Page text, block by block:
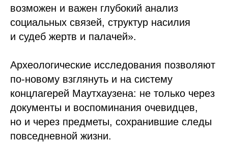
возможен и важен глубокий анализ
социальных связей, структур насилия
и судеб жертв и палачей».
Археологические исследования позволяют
по-новому взглянуть и на систему
концлагерей Маутхаузена: не только через
документы и воспоминания очевидцев,
но и через предметы, сохранившие следы
повседневной жизни.